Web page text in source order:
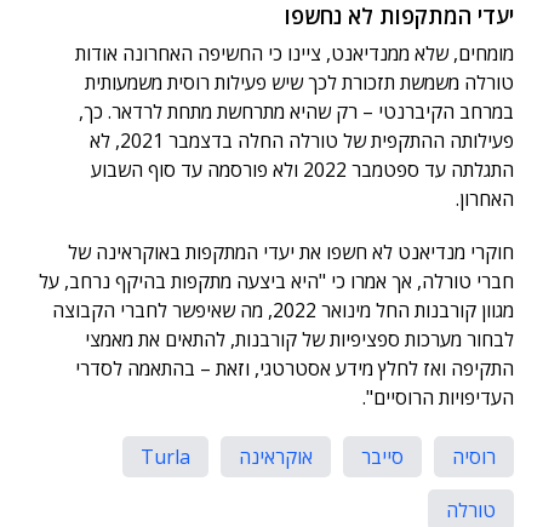
יעדי המתקפות לא נחשפו
מומחים, שלא ממנדיאנט, ציינו כי החשיפה האחרונה אודות
טורלה משמשת תזכורת לכך שיש פעילות רוסית משמעותית
במרחב הקיברנטי – רק שהיא מתרחשת מתחת לרדאר. כך,
פעילותה ההתקפית של טורלה החלה בדצמבר 2021, לא
התגלתה עד ספטמבר 2022 ולא פורסמה עד סוף השבוע
האחרון.
חוקרי מנדיאנט לא חשפו את יעדי המתקפות באוקראינה של
חברי טורלה, אך אמרו כי "היא ביצעה מתקפות בהיקף נרחב, על
מגוון קורבנות החל מינואר 2022, מה שאיפשר לחברי הקבוצה
לבחור מערכות ספציפיות של קורבנות, להתאים את מאמצי
התקיפה ואז לחלץ מידע אסטרטגי, וזאת – בהתאמה לסדרי
העדיפויות הרוסיים".
רוסיה סייבר אוקראינה
Turla
טורלה